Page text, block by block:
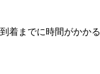
着までに時間がかかる